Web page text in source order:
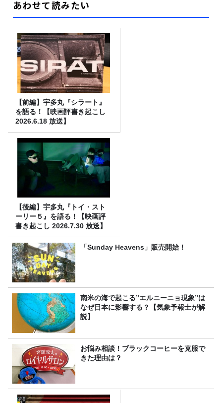
あわせて読みたい
【前編】宇多丸『シラート』
を語る！【映画評書き起こし
2026.6.18 放送】
【後編】宇多丸『トイ・スト
ーリー５』を語る！【映画評
書き起こし 2026.7.30 放送】
「Sunday Heavens」販売開始！
南米の海で起こる”エルニーニョ現象”は
なぜ日本に影響する？【気象予報士が解
説】
お悩み相談！ブラックコーヒーを克服で
きた理由は？